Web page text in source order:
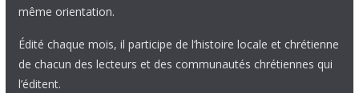
même orientation.
Édité chaque mois, il participe de l’histoire locale et chrétienne
de chacun des lecteurs et des communautés chrétiennes qui
l’éditent.